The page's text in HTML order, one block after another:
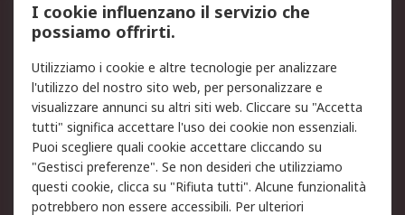
Legale
Informativa Cookie
Informativa Privacy -
Aggiornata
Email Security
Termini d'uso
Condizioni di vendita
Condizioni generali di
servizio
Etica e responsabilità
I cookie influenzano il servizio che
possiamo offrirti.
Utilizziamo i cookie e altre tecnologie per analizzare
l'utilizzo del nostro sito web, per personalizzare e
visualizzare annunci su altri siti web. Cliccare su "Accetta
tutti" significa accettare l'uso dei cookie non essenziali.
Puoi scegliere quali cookie accettare cliccando su
"Gestisci preferenze". Se non desideri che utilizziamo
questi cookie, clicca su "Rifiuta tutti". Alcune funzionalità
potrebbero non essere accessibili. Per ulteriori